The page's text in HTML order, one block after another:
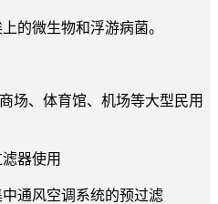
的微生物和浮游病菌。
场、体育馆、机场等大型民用
器使用
通风空调系统的预过滤